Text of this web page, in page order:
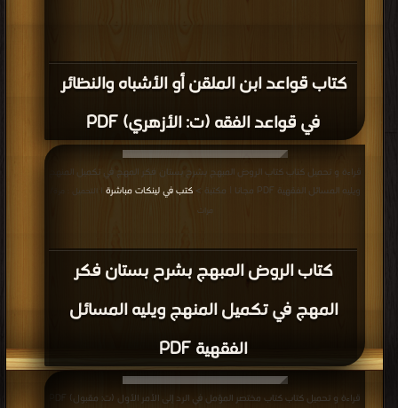
كتاب قواعد ابن الملقن أو الأشباه والنظائر
في قواعد الفقه (ت: الأزهري) PDF
كتاب الروض المبهج بشرح بستان فكر
المهج في تكميل المنهج ويليه المسائل
الفقهية PDF
قراءة و تحميل كتاب كتاب الروض المبهج بشرح بستان فكر المهج في تكميل المنهج
ويليه المسائل الفقهية PDF مجانا | مكتبة >
كتب في لينكات مباشرة
| التحميل : مرة/
مرات